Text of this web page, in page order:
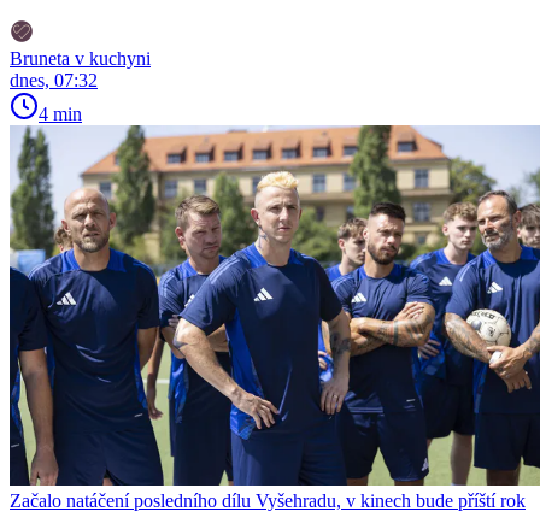
Bruneta v kuchyni
dnes, 07:32
4 min
Začalo natáčení posledního dílu Vyšehradu, v kinech bude příští rok